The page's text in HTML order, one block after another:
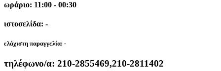
ωράριο: 11:00 - 00:30
ιστοσελίδα: -
ελάχιστη παραγγελία: -
τηλέφωνο/α: 210-2855469,210-2811402